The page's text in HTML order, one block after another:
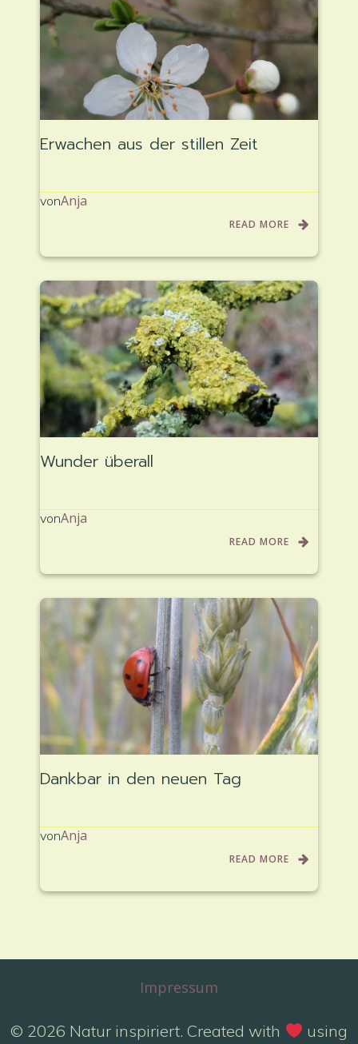
Erwachen aus der stillen Zeit
vonAnja
READ MORE
Wunder überall
vonAnja
READ MORE
Dankbar in den neuen Tag
vonAnja
READ MORE
Impressum
© 2026 Natur inspiriert. Created with using